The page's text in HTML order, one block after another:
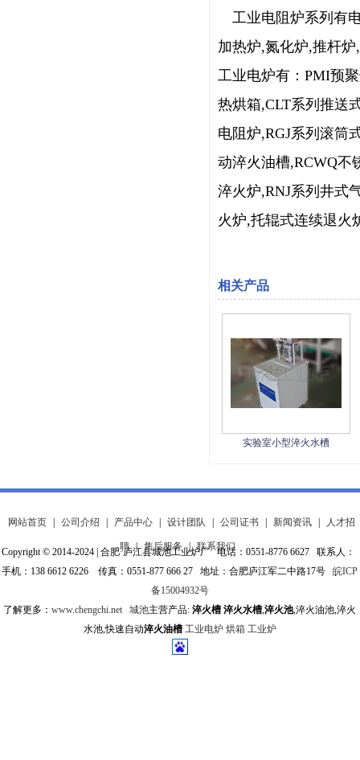
工业电阻炉系列有
加热炉,氮化炉,推杆
工业电炉有：PMI预
热烘箱,CLT系列推送
电阻炉,RGJ系列滚筒
动淬火油槽,RCWQ不
淬火炉,RNJ系列井式
火炉,托辊式连续退火
相关产品
实验室小型淬火水槽
网站首页 公司介绍 产品中心 设计团队 公司证书 新闻资讯 人才招
聘 | 售后服务 | 联系我们
Copyright © 2014-2024 | 合肥·庐江县城池工业炉厂 电话：0551-8776 6627 联系人：
手机：138 6612 6226 传真：0551-877 666 27 地址：合肥庐江军二中路17号皖ICP
备15004932号
了解更多：www.chengchi.net 城池主营产品:淬火槽 淬火水槽,淬火池,淬火油池,淬火
水池,快速自动淬火油槽 工业电炉 烘箱 工业炉